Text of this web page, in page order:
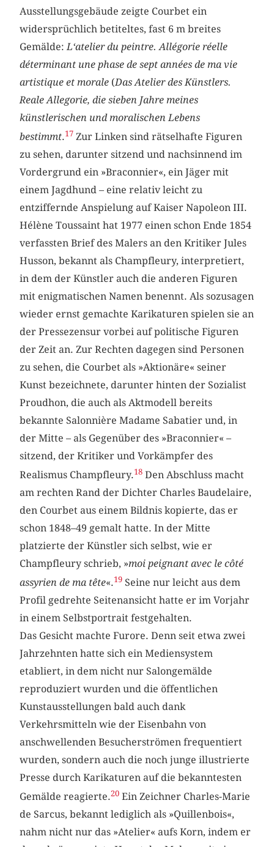
Ausstellungsgebäude zeigte Courbet ein
widersprüchlich betiteltes, fast 6 m breites
Gemälde: L‘atelier du peintre. Allégorie réelle
déterminant une phase de sept années de ma vie
artistique et morale (Das Atelier des Künstlers.
Reale Allegorie, die sieben Jahre meines
künstlerischen und moralischen Lebens
bestimmt.17 Zur Linken sind rätselhafte Figuren
zu sehen, darunter sitzend und nachsinnend im
Vordergrund ein »Braconnier«, ein Jäger mit
einem Jagdhund – eine relativ leicht zu
entziffernde Anspielung auf Kaiser Napoleon III.
Hélène Toussaint hat 1977 einen schon Ende 1854
verfassten Brief des Malers an den Kritiker Jules
Husson, bekannt als Champfleury, interpretiert,
in dem der Künstler auch die anderen Figuren
mit enigmatischen Namen benennt. Als sozusagen
wieder ernst gemachte Karikaturen spielen sie an
der Pressezensur vorbei auf politische Figuren
der Zeit an. Zur Rechten dagegen sind Personen
zu sehen, die Courbet als »Aktionäre« seiner
Kunst bezeichnete, darunter hinten der Sozialist
Proudhon, die auch als Aktmodell bereits
bekannte Salonnière Madame Sabatier und, in
der Mitte – als Gegenüber des »Braconnier« –
sitzend, der Kritiker und Vorkämpfer des
Realismus Champfleury.18 Den Abschluss macht
am rechten Rand der Dichter Charles Baudelaire,
den Courbet aus einem Bildnis kopierte, das er
schon 1848–49 gemalt hatte. In der Mitte
platzierte der Künstler sich selbst, wie er
Champfleury schrieb, »moi peignant avec le côté
assyrien de ma tête«.19 Seine nur leicht aus dem
Profil gedrehte Seitenansicht hatte er im Vorjahr
in einem Selbstportrait festgehalten.
Das Gesicht machte Furore. Denn seit etwa zwei
Jahrzehnten hatte sich ein Mediensystem
etabliert, in dem nicht nur Salongemälde
reproduziert wurden und die öffentlichen
Kunstausstellungen bald auch dank
Verkehrsmitteln wie der Eisenbahn von
anschwellenden Besucherströmen frequentiert
wurden, sondern auch die noch junge illustrierte
Presse durch Karikaturen auf die bekanntesten
Gemälde reagierte.20 Ein Zeichner Charles-Marie
de Sarcus, bekannt lediglich als »Quillenbois«,
nahm nicht nur das »Atelier« aufs Korn, indem er